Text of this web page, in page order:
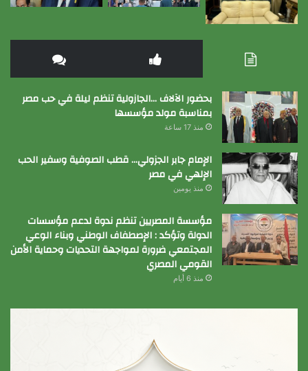
بحضور الآلاف …الجازولية تنظم ليلة في حب مصر
بمناسبة مولد مؤسسها
منذ 17 ساعة
الإمام جابر الجزولي… قطب الصوفية وسفير الحب
الإلهي في مصر
منذ يومين
مؤسسة المصريين تنظم ندوة لدعم مؤسسات
الدولة وتؤكد : الإصطفاف الوطني وبناء الوعي
المجتمعي ضرورة لمواجهة التحديات وحماية الأمن
القومي المصري
منذ 6 أيام